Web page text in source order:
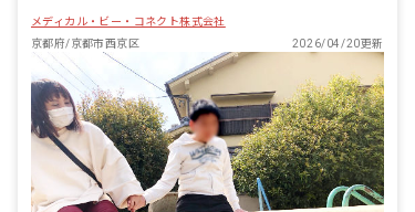
就労という観点から社会生活に必要な日
常生活における基本的な動作や社会性を
身につけていけるよう療育支援を提供す
ると共に、安心して過ごせる時間を提供
していきます。
メディカル・ビー・コネクト株式会社
京都府/京都市西京区
2026/04/20更新